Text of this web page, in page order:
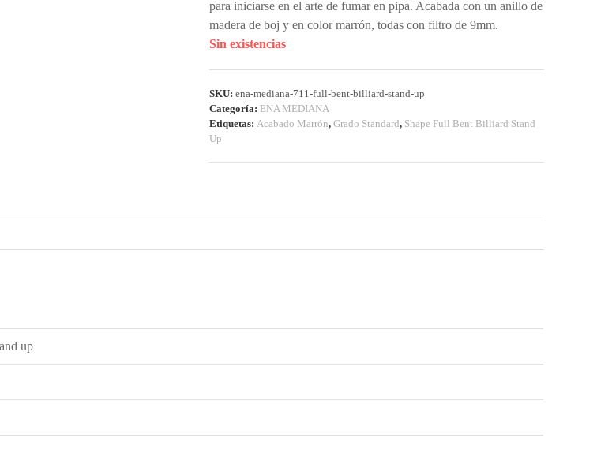
para iniciarse en el arte de fumar en pipa. Acabada con un anillo de
madera de boj y en color marrón, todas con filtro de 9mm.
Sin existencias
SKU:ena-mediana-711-full-bent-billiard-stand-up
Categoría: ENA MEDIANA
Etiquetas:Acabado Marrón,Grado Standard, Shape Full Bent Billiard Stand
Up
up